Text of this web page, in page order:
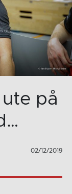
på
02/12/2019